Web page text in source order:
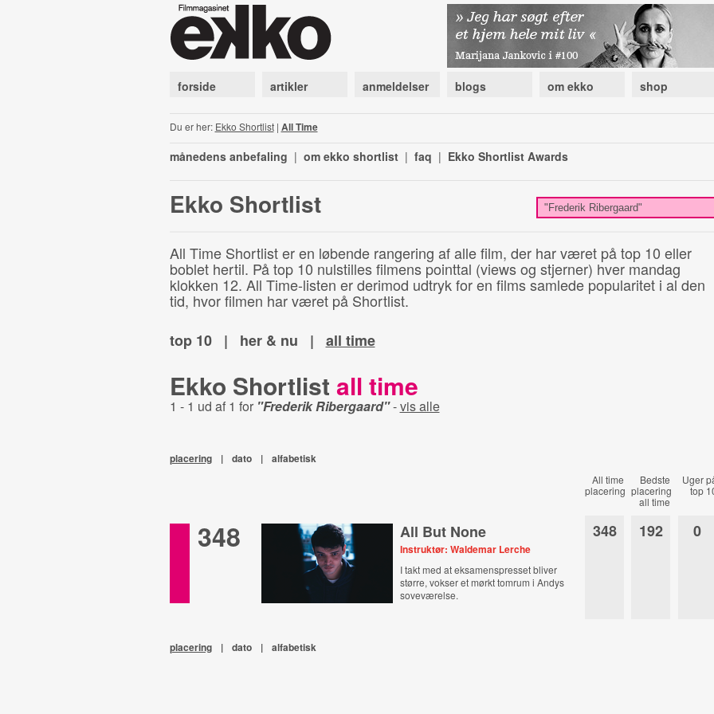
forside artikler anmeldelser blogs om ekko shop
Du er her: Ekko Shortlist| All Time
månedens anbefaling | om ekko shortlist | faq | Ekko Shortlist Awards
Ekko Shortlist
All Time Shortlist er en løbende rangering af alle film, der har været på top 10 eller
boblet hertil. På top 10 nulstilles filmens pointtal (views og stjerner) hver mandag
klokken 12. All Time-listen er derimod udtryk for en films samlede popularitet i al den
tid, hvor filmen har været på Shortlist.
top 10
| her & nu | all time
Ekko Shortlist all time
1 - 1 ud af 1 for "Frederik Ribergaard"-vis alle
placering | dato | alfabetisk
All time
placering
Bedste
placering
all time
Uger
top
348 All But None
Instruktør: Waldemar Lerche
I takt med at eksamenspresset bliver
større, vokser et mørkt tomrum i Andys
soveværelse.
348 192 0
placering | dato | alfabetisk